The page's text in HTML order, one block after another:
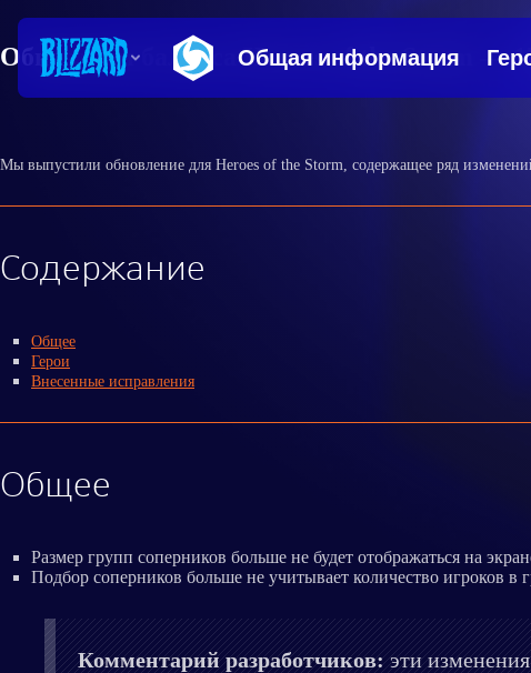
Обновлени баланса Heroes of the Storm —
Мы выпустили обновление для Heroes of the Storm, содержащее ряд
Содержание
Общее
Герои
Внесенные исправления
Общее
Размер групп соперников больше не будет отображаться на
Подбор соперников больше не учитывает количество игроков в
Комментарий разработчиков:эти